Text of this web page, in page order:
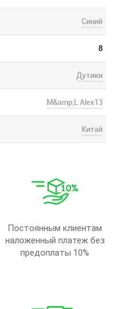
Синий
8
Дутики
M&amp;L Alex13
Китай
Постоянным клиентам
наложенный платеж без
предоплаты 10%